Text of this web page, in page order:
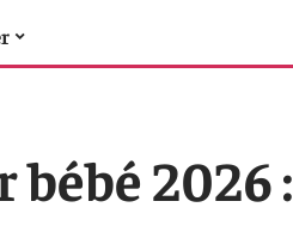
2026 :